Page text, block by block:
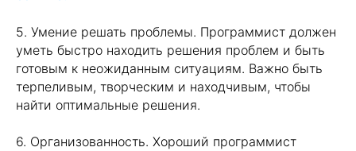
5. Умение решать проблемы. Программист должен
уметь быстро находить решения проблем и быть
готовым к неожиданным ситуациям. Важно быть
терпеливым, творческим и находчивым, чтобы
найти оптимальные решения.
6. Организованность. Хороший программист